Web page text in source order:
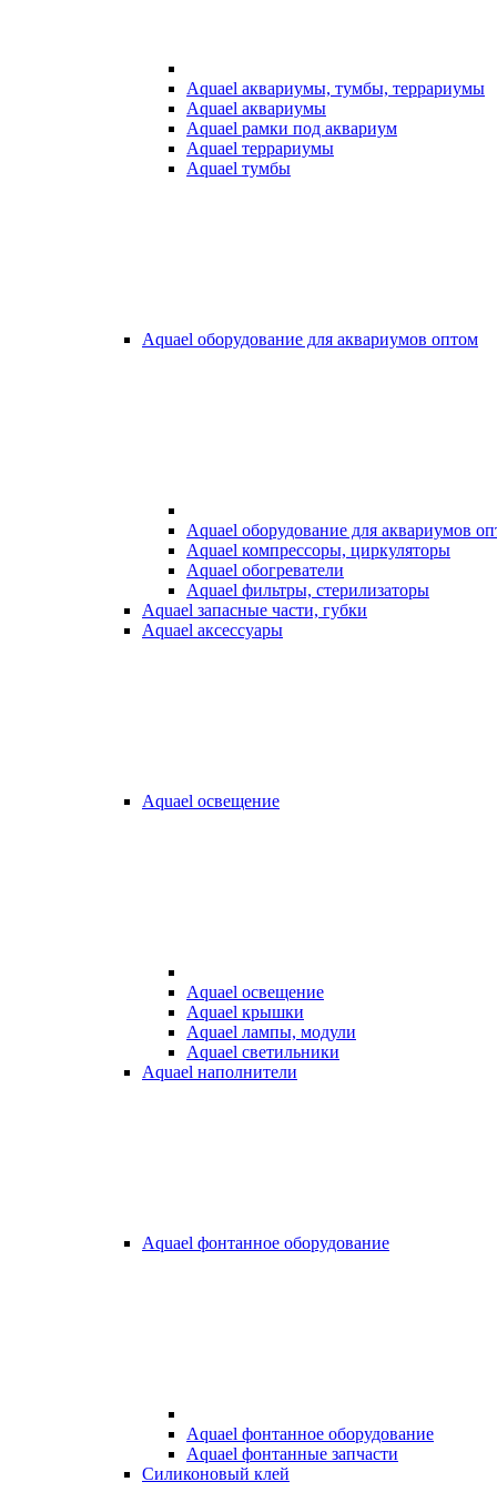
Aquael аквариумы, тумбы, террариумы
Aquael аквариумы
Aquael рамки под аквариум
Aquael террариумы
Aquael тумбы
Aquael оборудование для аквариумов оптом
Aquael оборудование для аквариумов
Aquael компрессоры, циркуляторы
Aquael обогреватели
Aquael фильтры, стерилизаторы
Aquael запасные части, губки
Aquael аксессуары
Aquael освещение
Aquael освещение
Aquael крышки
Aquael лампы, модули
Aquael светильники
Aquael наполнители
Aquael фонтанное оборудование
Aquael фонтанное оборудование
Aquael фонтанные запчасти
Силиконовый клей